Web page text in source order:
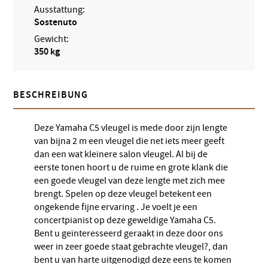
Ausstattung:
Sostenuto
Gewicht:
350 kg
BESCHREIBUNG
Deze Yamaha C5 vleugel is mede door zijn lengte
van bijna 2 m een vleugel die net iets meer geeft
dan een wat kleinere salon vleugel. Al bij de
eerste tonen hoort u de ruime en grote klank die
een goede vleugel van deze lengte met zich mee
brengt. Spelen op deze vleugel betekent een
ongekende fijne ervaring . Je voelt je een
concertpianist op deze geweldige Yamaha C5.
Bent u geïnteresseerd geraakt in deze door ons
weer in zeer goede staat gebrachte vleugel?, dan
bent u van harte uitgenodigd deze eens te komen